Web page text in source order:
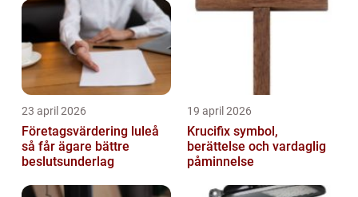
23 april 2026
Företagsvärdering luleå
så får ägare bättre
beslutsunderlag
19 april 2026
Krucifix symbol,
berättelse och vardaglig
påminnelse